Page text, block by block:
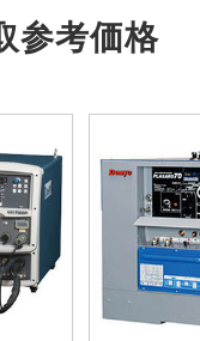
参考価格